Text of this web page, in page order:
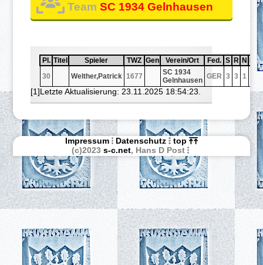
Team SC 1934 Gelnhausen
Pl.
Sortiere aufsteigend nach
Pl. Titel
Sortiere aufsteigend nach
Titel SpielerSortiere aufsteigend nach
Spieler TWZ
Sortiere aufsteigend nach
TWZ Gen
Sortiere aufsteigend nach
Gen Verein/Ort
Sortiere aufsteigend nach
Verein/Ort Fed.
Sortiere
Fed. S
Sortiere
S R
Sortiere
R N
N
30
Welther,Patrick 1677
SC 1934
Gelnhausen GER 3 3 1
[1]Letzte Aktualisierung: 23.11.2025 18:54:23.
Impressum Datenschutz
top
(c)2023 s-c.net, Hans D Post